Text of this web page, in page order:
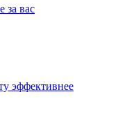
за вас
эффективнее